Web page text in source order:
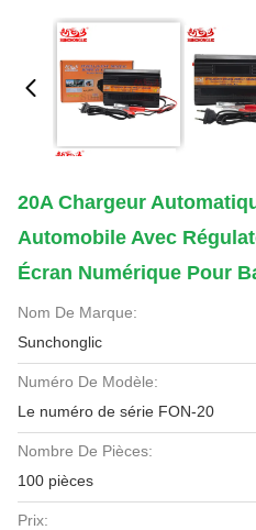
20A Chargeur
Automobile Avec
Écran Numérique Pour
Nom De Marque:
Sunchonglic
Numéro De Modèle:
Le numéro de série FON-20
Nombre De Pièces:
100 pièces
Prix: